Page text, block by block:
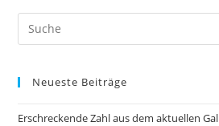
Search
this
Neueste Beiträge
Erschreckende Zahl aus dem aktuellen